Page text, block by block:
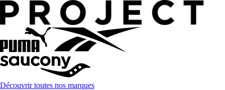
Découvrir toutes nos marques